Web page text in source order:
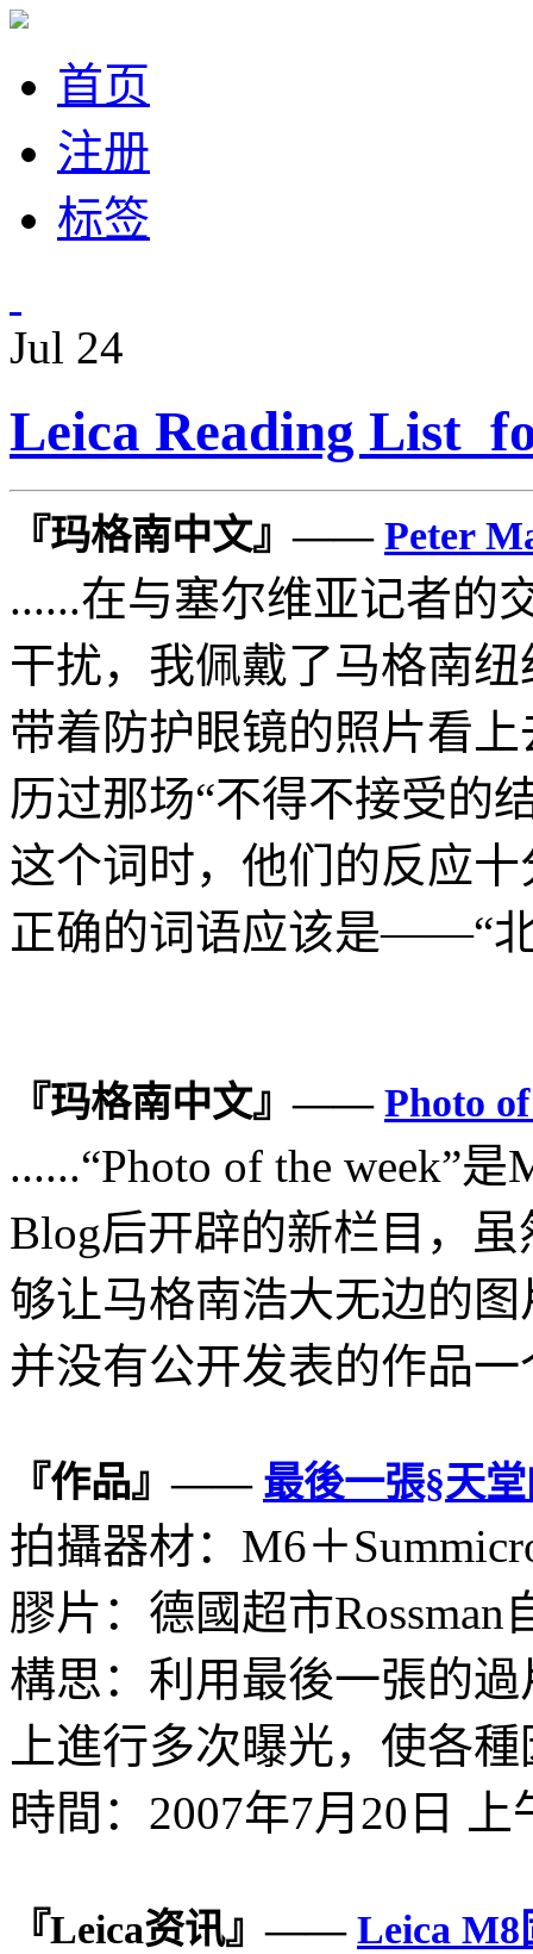
首页
注册
标签
Jul 24
Leica Reading List
『玛格南中文』—— Peter
......在与塞尔维亚记者的
干扰，我佩戴了马格南
带着防护眼镜的照片看
历过那场“不得不接受的
这个词时，他们的反应
正确的词语应该是——“
『玛格南中文』—— Photo
......“Photo of the week”
Blog后开辟的新栏目，
够让马格南浩大无边的
并没有公开发表的作品
『作品』—— 最後一張§天
拍攝器材：M6＋
膠片：德國超市
構思：利用最後一張的
上進行多次曝光，使各
時間：2007年7月20日 上
『Leica资讯』—— Leica M8